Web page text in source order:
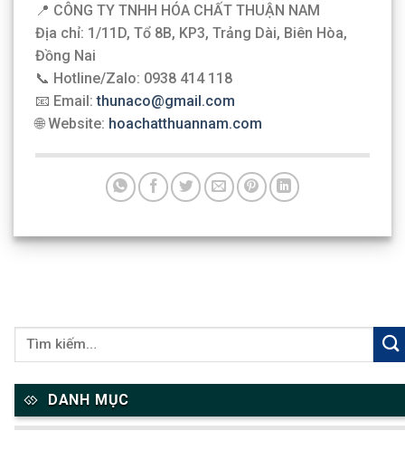
📍 CÔNG TY TNHH HÓA CHẤT THUẬN NAM
Địa chỉ: 1/11D, Tổ 8B, KP3, Trảng Dài, Biên Hòa,
Đồng Nai
📞 Hotline/Zalo: 0938 414 118
📧 Email:thunaco@gmail.com
🌐 Website: hoachatthuannam.com
DANH MỤC